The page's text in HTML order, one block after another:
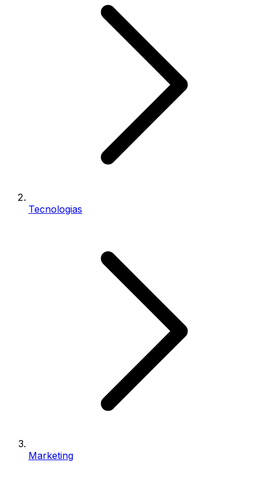
Tecnologias
Marketing